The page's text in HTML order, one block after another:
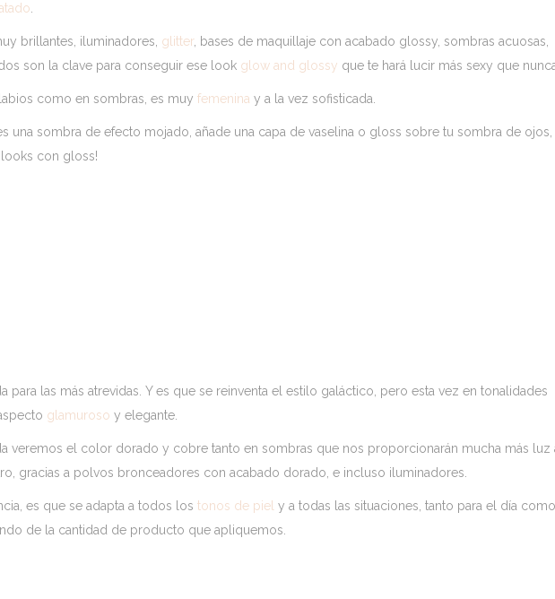
brillantes, iluminadores, glitter, bases de maquillaje con acabado glossy, sombras acuosas,
son la clave para conseguir ese look glow and glossy que te hará lucir más sexy que
como en sombras, es muy femenina y a la vez sofisticada.
una sombra de efecto mojado, añade una capa de vaselina o gloss sobre tu sombra de ojos,
con gloss!
para las más atrevidas. Y es que se reinventa el estilo galáctico, pero esta vez en tonalidades
glamuroso y elegante.
veremos el color dorado y cobre tanto en sombras que nos proporcionarán mucha más luz
gracias a polvos bronceadores con acabado dorado, e incluso iluminadores.
es que se adapta a todos los tonos de piel y a todas las situaciones, tanto para el día como
de la cantidad de producto que apliquemos.